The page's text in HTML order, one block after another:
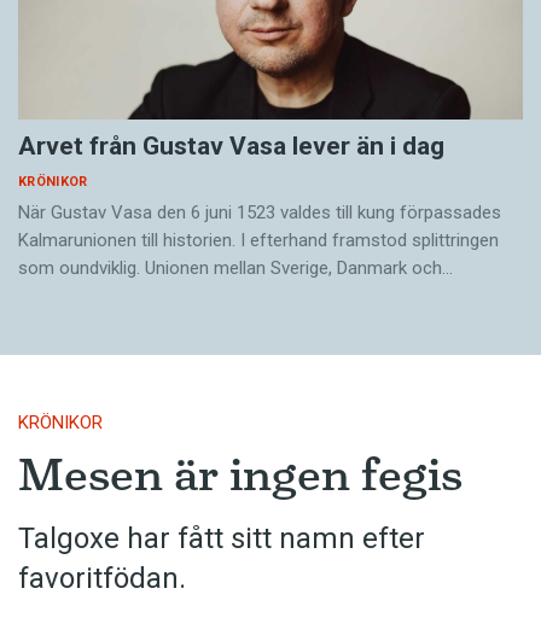
Arvet från Gustav Vasa lever än i dag
KRÖNIKOR
När Gustav Vasa den 6 juni 1523 ­valdes till kung förpassades
Kalmar­unionen till historien. I efterhand framstod splittringen
som ound­viklig. ­Unionen ­mellan Sverige, Danmark och…
KRÖNIKOR
Mesen är ingen fegis
Talgoxe har fått sitt namn efter
favoritfödan.